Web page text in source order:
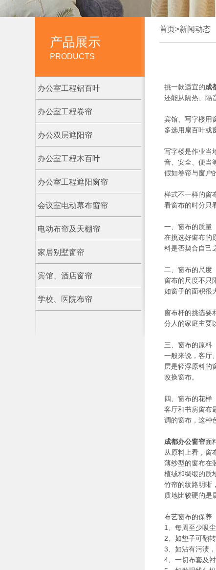
产品展示
PRODUCTS
办公室工程铝百叶
办公室工程卷帘
办公双层遮阳帘
办公室工程木百叶
办公室工程遮阳窗帘
会议室电动幕布窗帘
电动布帘及天棚帘
家居别墅窗帘
宾馆、酒店窗帘
学校、医院布帘
首页>新闻动态
挑一款适宜的成
还能从隔热、隔
宾馆、写字楼用
多选用扇百叶或
写字楼是作业当
音、安全、便当
假如卷帘与窗户
样式不一样的窗
看窗布的时分只
一、窗布的质量
在挑选好窗布的
料是否契合自己
二、窗布的尺度
窗布的尺度不只
如窗子的面积很
窗布杆的挑选要
分人的家庭主要
三、窗布的原料
一般来说，客厅
层是轻浮原料的
改换窗布。
四、窗布的花样
客厅和书房窗布
调的窗布，这种
成都办公窗帘面
从原料上看，窗
薄纱型的窗布在
植绒和绸缎的质
竹帘的纹路明晰
质地比较硬的是
布艺窗布的保养
1、每周至少吸
2、如垫子可翻
3、如沾有污渍
4、一切布套及